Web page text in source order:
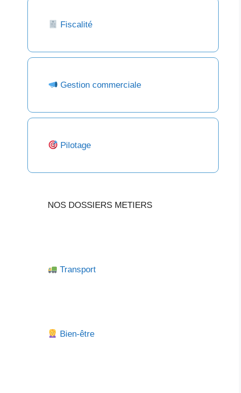
Fiscalité
Gestion commerciale
Pilotage
NOS DOSSIERS METIERS
Transport
Bien-être